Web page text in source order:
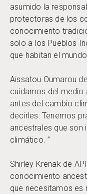
asumido la
protectoras de los
conocimiento
solo a los Pueblos
que habitan el
Aissatou Oumarou
cuidamos del medio
antes del cambio
decirles: Tenemos
ancestrales que son
climático. ”
Shirley Krenak de
conocimiento
que necesitamos es